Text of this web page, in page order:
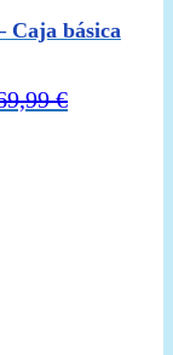
Caja básica
€